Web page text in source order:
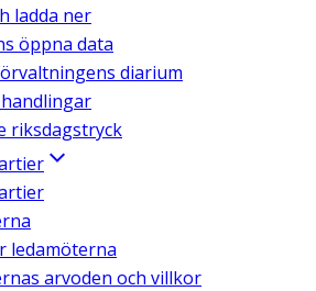
ladda ner
öppna data
diarium
riksdagstryck
ledamöterna
arvoden och villkor